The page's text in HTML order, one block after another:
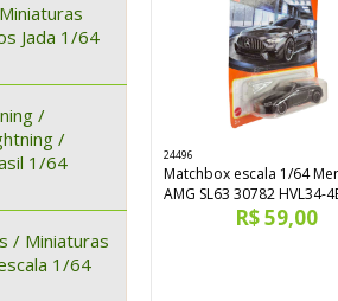
Jada 1/64
/
/
1/64
/ Miniaturas
1/64
24496
Matchbox escala 1/64
AMG SL63 30782 HVL34-
R$ 59,00